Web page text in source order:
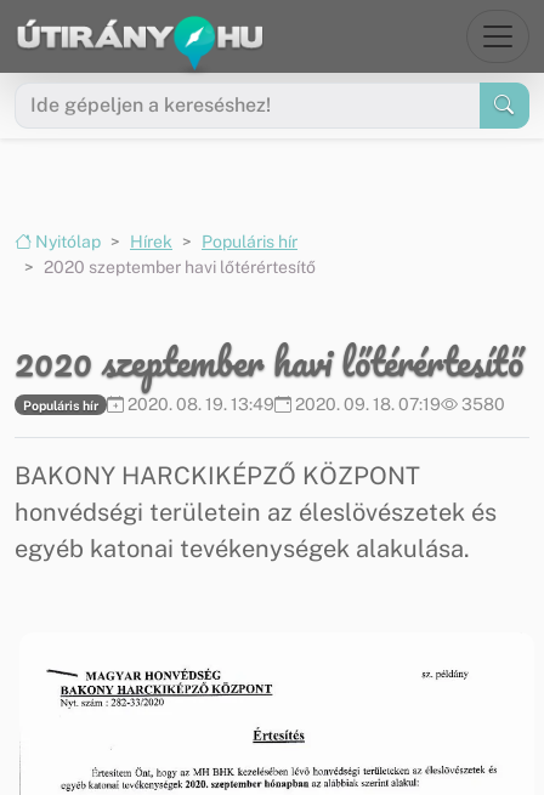
Ugrás a menüre
Ugrás a tartalomra
Nyitólap Hírek
Populáris hír
2020 szeptember havi lőtérértesítő
2020 szeptember havi lőtérértesítő
Populáris hír 2020. 08. 19. 13:49 2020. 09. 18. 07:19 3580
BAKONY HARCKIKÉPZŐ KÖZPONT
honvédségi területein az éleslövészetek és
egyéb katonai tevékenységek alakulása.